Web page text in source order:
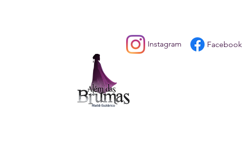
Instagram Facebook